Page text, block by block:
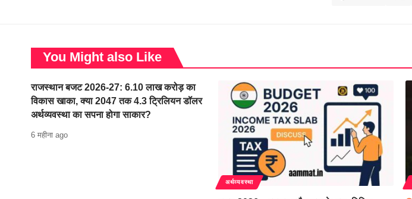
You Might also Like
राजस्थान बजट 2026-27: 6.10 लाख करोड़ का
विकास खाका, क्या 2047 तक 4.3 ट्रिलियन डॉलर
अर्थव्यवस्था का सपना होगा साकार?
6 महीना ago
अर्थव्यवस्था